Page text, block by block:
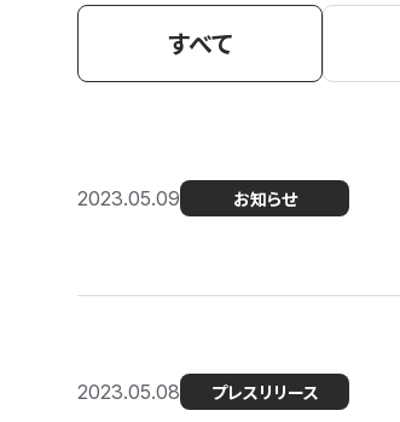
すべて
2023.05.09 お知らせ
2023.05.08 プレスリリース